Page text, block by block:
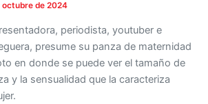
octubre de 2024
periodista, youtuber e
presume su panza de maternidad
en donde se puede ver el tamaño de
y la sensualidad que la caracteriza